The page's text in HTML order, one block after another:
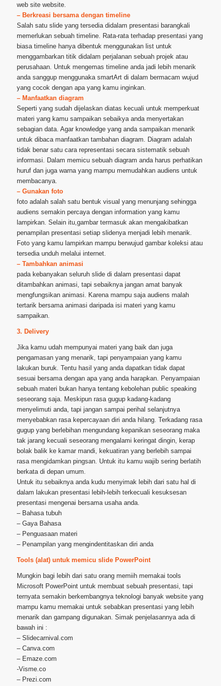
web site website.
– Berkreasi bersama dengan timeline
Salah satu slide yang tersedia didalam presentasi barangkali
memerlukan sebuah timeline. Rata-rata terhadap presentasi yang
biasa timeline hanya dibentuk menggunakan list untuk
menggambarkan titik didalam perjalanan sebuah projek atau
perusahaan. Untuk mengemas timeline anda jadi lebih menarik
anda sanggup menggunaka smartArt di dalam bermacam wujud
yang cocok dengan apa yang kamu inginkan.
– Manfaatkan diagram
Seperti yang sudah dijelaskan diatas kecuali untuk memperkuat
materi yang kamu sampaikan sebaikya anda menyertakan
sebagian data. Agar knowledge yang anda sampaikan menarik
untuk dibaca manfaatkan tambahan diagram. Diagram adalah
tidak benar satu cara representasi secara sistematik sebuah
informasi. Dalam memicu sebuah diagram anda harus perhatikan
huruf dan juga warna yang mampu memudahkan audiens untuk
membacanya.
– Gunakan foto
foto adalah salah satu bentuk visual yang menunjang sehingga
audiens semakin percaya dengan information yang kamu
lampirkan. Selain itu,gambar termasuk akan mengakibatkan
penampilan presentasi setiap slidenya menjadi lebih menarik.
Foto yang kamu lampirkan mampu berwujud gambar koleksi atau
tersedia unduh melalui internet.
– Tambahkan animasi
pada kebanyakan seluruh slide di dalam presentasi dapat
ditambahkan animasi, tapi sebaiknya jangan amat banyak
mengfungsikan animasi. Karena mampu saja audiens malah
tertarik bersama animasi daripada isi materi yang kamu
sampaikan.
3. Delivery
Jika kamu udah mempunyai materi yang baik dan juga
pengamasan yang menarik, tapi penyampaian yang kamu
lakukan buruk. Tentu hasil yang anda dapatkan tidak dapat
sesuai bersama dengan apa yang anda harapkan. Penyampaian
sebuah materi bukan hanya tentang kebolehan public speaking
seseorang saja. Meskipun rasa gugup kadang-kadang
menyelimuti anda, tapi jangan sampai perihal selanjutnya
menyebabkan rasa kepercayaan diri anda hilang. Terkadang rasa
gugup yang berlebihan mengundang kepanikan seseorang maka
tak jarang kecuali seseorang mengalami keringat dingin, kerap
bolak balik ke kamar mandi, kekuatiran yang berlebih sampai
rasa mengidamkan pingsan. Untuk itu kamu wajib sering berlatih
berkata di depan umum.
Untuk itu sebaiknya anda kudu menyimak lebih dari satu hal di
dalam lakukan presentasi lebih-lebih terkecuali kesuksesan
presentasi mengenai bersama usaha anda.
– Bahasa tubuh
– Gaya Bahasa
– Penguasaan materi
– Penampilan yang mengindentitaskan diri anda
Tools (alat) untuk memicu slide PowerPoint
Mungkin bagi lebih dari satu orang memiih memakai tools
Microsoft PowerPoint untuk membuat sebuah presentasi, tapi
ternyata semakin berkembangnya teknologi banyak website yang
mampu kamu memakai untuk sebabkan presentasi yang lebih
menarik dan gampang digunakan. Simak penjelasannya ada di
bawah ini :
– Slidecarnival.com
– Canva.com
– Emaze.com
-Visme.co
– Prezi.com